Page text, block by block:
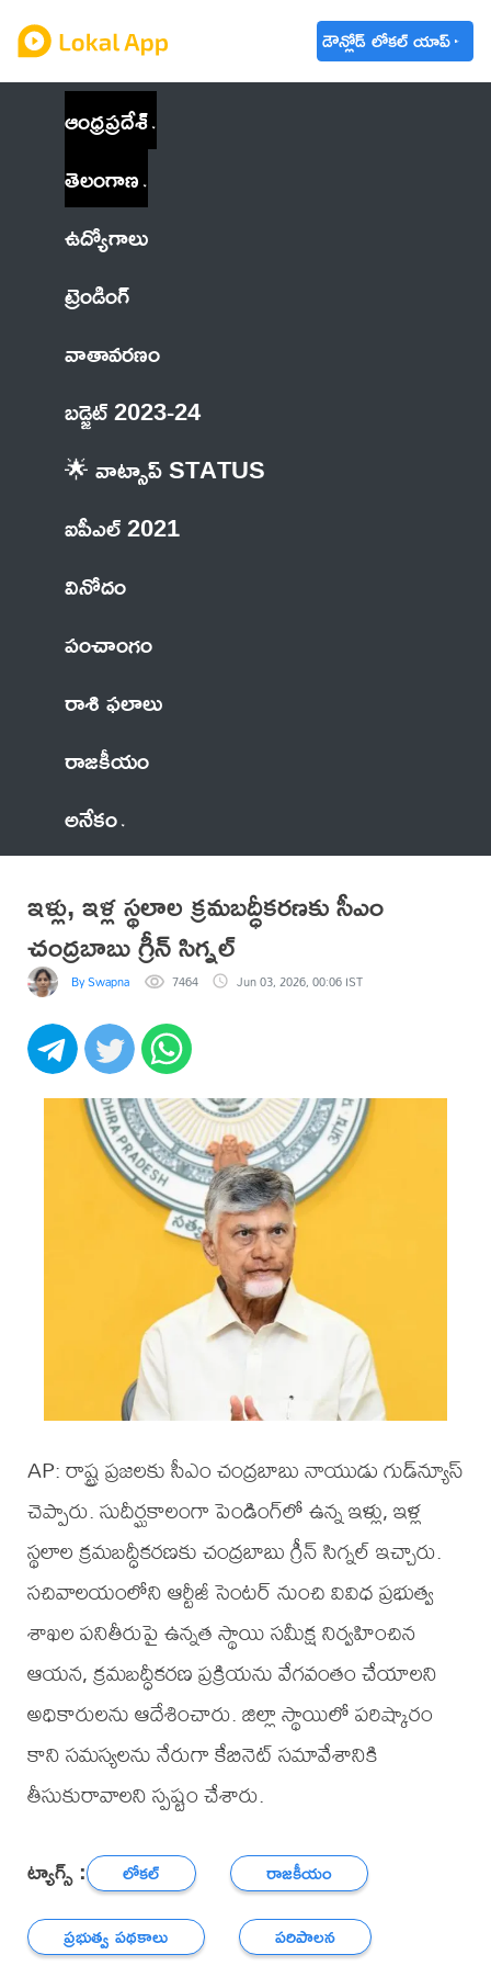
డౌన్లోడ్ లోకల్ యాప్
ఆంధ్రప్రదేశ్
తెలంగాణ
ఉద్యోగాలు
ట్రెండింగ్
వాతావరణం
బడ్జెట్ 2023-24
🌟 వాట్సాప్ STATUS
ఐపీఎల్ 2021
వినోదం
పంచాంగం
రాశి ఫలాలు
రాజకీయం
అనేకం
ఇళ్లు, ఇళ్ల స్థలాల క్రమబద్ధీకరణకు సీఎం
చంద్రబాబు గ్రీన్ సిగ్నల్
By Swapna 7464 Jun 03, 2026, 00:06 IST
AP: రాష్ట్ర ప్రజలకు సీఎం చంద్రబాబు నాయుడు గుడ్‌న్యూస్
చెప్పారు. సుదీర్ఘకాలంగా పెండింగ్‌లో ఉన్న ఇళ్లు, ఇళ్ల
స్థలాల క్రమబద్ధీకరణకు చంద్రబాబు గ్రీన్ సిగ్నల్ ఇచ్చారు.
సచివాలయంలోని ఆర్టీజీ సెంటర్ నుంచి వివిధ ప్రభుత్వ
శాఖల పనితీరుపై ఉన్నత స్థాయి సమీక్ష నిర్వహించిన
ఆయన, క్రమబద్ధీకరణ ప్రక్రియను వేగవంతం చేయాలని
అధికారులను ఆదేశించారు. జిల్లా స్థాయిలో పరిష్కారం
కాని సమస్యలను నేరుగా కేబినెట్ సమావేశానికి
తీసుకురావాలని స్పష్టం చేశారు.
ట్యాగ్స్ : లోకల్
రాజకీయం
ప్రభుత్వ పథకాలు
పరిపాలన